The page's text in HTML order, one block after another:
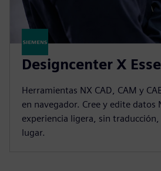
Designcenter X
Herramientas NX CAD, CAM y
en navegador. Cree y edite datos
experiencia ligera, sin
lugar.